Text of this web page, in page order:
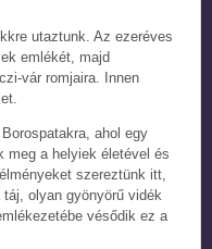
utaztunk. Az ezeréves
emlékét, majd
vár romjaira. Innen
ahol egy
meg a helyiek életével és
szereztünk itt,
olyan gyönyörű vidék
vésődik ez a